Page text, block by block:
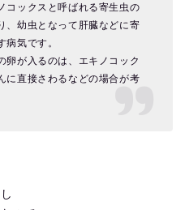
コックスと呼ばれる寄生虫の
、幼虫となって肝臓などに寄
気です。
卵が入るのは、エキノコック
に直接さわるなどの場合が考